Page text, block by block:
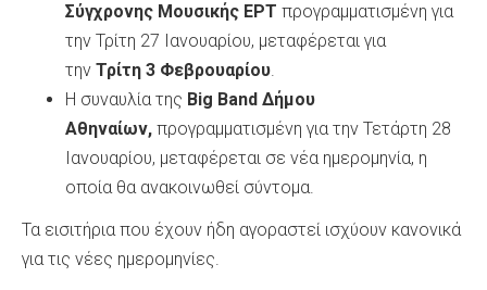
Σύγχρονης Μουσικής ΕΡΤ προγραμματισμένη για
την Τρίτη 27 Ιανουαρίου, μεταφέρεται για
την Τρίτη 3 Φεβρουαρίου.
Η συναυλία της Big Band Δήμου
Αθηναίων, προγραμματισμένη για την Τετάρτη 28
Ιανουαρίου, μεταφέρεται σε νέα ημερομηνία, η
οποία θα ανακοινωθεί σύντομα.
Τα εισιτήρια που έχουν ήδη αγοραστεί ισχύουν κανονικά
για τις νέες ημερομηνίες.